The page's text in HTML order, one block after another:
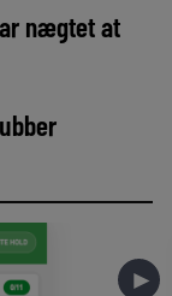
nægtet at
►